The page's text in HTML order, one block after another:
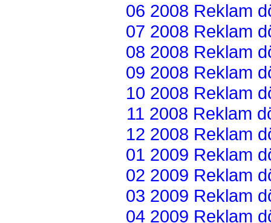
06 2008 Reklam
07 2008 Reklam
08 2008 Reklam
09 2008 Reklam
10 2008 Reklam
11 2008 Reklam
12 2008 Reklam
01 2009 Reklam
02 2009 Reklam
03 2009 Reklam
04 2009 Reklam